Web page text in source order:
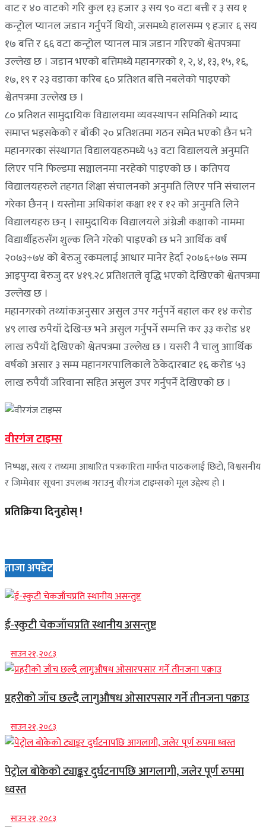
वाट र ४० वाटको गरि कुल १३ हजार ३ सय ९० वटा बत्ती र ३ सय १
कन्ट्रोल प्यानल जडान गर्नुपर्ने थियो, जसमध्ये हालसम्म ९ हजार ६ सय
१७ बत्ति र ६६ वटा कन्ट्रोल प्यानल मात्र जडान गरिएको श्वेतपत्रमा
उल्लेख छ । जडान भएको बत्तिमध्ये महानगरको १, २, ४, १३, १५, १६,
१७, १९ र २३ वडाका करिब ६० प्रतिशत बत्ति नबलेको पाइएको
श्वेतपत्रमा उल्लेख छ ।
८० प्रतिशत सामुदायिक विद्यालयमा व्यवस्थापन समितिको म्याद
समाप्त भइसकेको र बाँकी २० प्रतिशतमा गठन समेत भएको छैन भने
महानगरका संस्थागत विद्यालयहरुमध्ये ५३ वटा विद्यालयले अनुमति
लिएर पनि फिल्डमा सञ्चालनमा नरहेको पाइएको छ । कतिपय
विद्यालयहरुले तहगत शिक्षा संचालनको अनुमति लिएर पनि संचालन
गरेका छैनन् । यस्तोमा अधिकांश कक्षा ११ र १२ को अनुमति लिने
विद्यालयहरु छन् । सामुदायिक विद्यालयले अंग्रेजी कक्षाको नाममा
विद्यार्थीहरुसँग शुल्क लिने गरेको पाइएको छ भने आर्थिक वर्ष
२०७३÷७४ को बेरुजु रकमलाई आधार मानेर हेर्दा २०७६÷७७ सम्म
आइपुग्दा बेरुजु दर ४१९.२८ प्रतिशतले वृद्धि भएको देखिएको श्वेतपत्रमा
उल्लेख छ ।
महानगरको तथ्यांकअनुसार असुल उपर गर्नुपर्ने बहाल कर १४ करोड
४९ लाख रुपैयाँ देखिन्छ भने असुल गर्नुपर्ने सम्पत्ति कर ३३ करोड ४१
लाख रुपैयाँ देखिएको श्वेतपत्रमा उल्लेख छ । यसरी नै चालु आार्थिक
वर्षको असार ३ सम्म महानगरपालिकाले ठेकेदारबाट १६ करोड ५३
लाख रुपैयाँ जरिवाना सहित असुल उपर गर्नुपर्ने देखिएको छ ।
वीरगंज टाइम्स
निष्पक्ष, सत्य र तथ्यमा आधारित पत्रकारिता मार्फत पाठकलाई छिटो, विश्वसनीय
र जिम्मेवार सूचना उपलब्ध गराउनु वीरगंज टाइम्सको मूल उद्देश्य हो ।
प्रतिक्रिया दिनुहोस् !
ताजा अपडेट
ई-स्कुटी चेकजाँचप्रति स्थानीय असन्तुष्ट
साउन २१, २०८३
प्रहरीको जाँच छल्दै लागुऔषध ओसारपसार गर्ने तीनजना पक्राउ
साउन २१, २०८३
पेट्रोल बोकेको ट्याङ्कर दुर्घटनापछि आगलागी, जलेर पूर्ण रुपमा
ध्वस्त
साउन २१, २०८३